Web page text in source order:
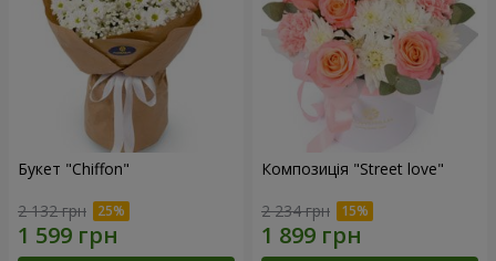
Букет "Chiffon"
2 132 грн
Композиція "Street love"
2 234 грн